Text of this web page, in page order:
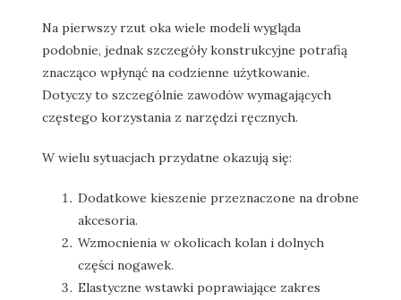
Na pierwszy rzut oka wiele modeli wygląda
podobnie, jednak szczegóły konstrukcyjne potrafią
znacząco wpłynąć na codzienne użytkowanie.
Dotyczy to szczególnie zawodów wymagających
częstego korzystania z narzędzi ręcznych.
W wielu sytuacjach przydatne okazują się:
Dodatkowe kieszenie przeznaczone na drobne
akcesoria.
Wzmocnienia w okolicach kolan i dolnych
części nogawek.
Elastyczne wstawki poprawiające zakres